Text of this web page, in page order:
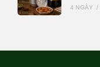
4 NGÀY /